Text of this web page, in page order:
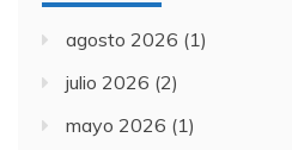
agosto 2026 (1)
julio 2026 (2)
mayo 2026 (1)